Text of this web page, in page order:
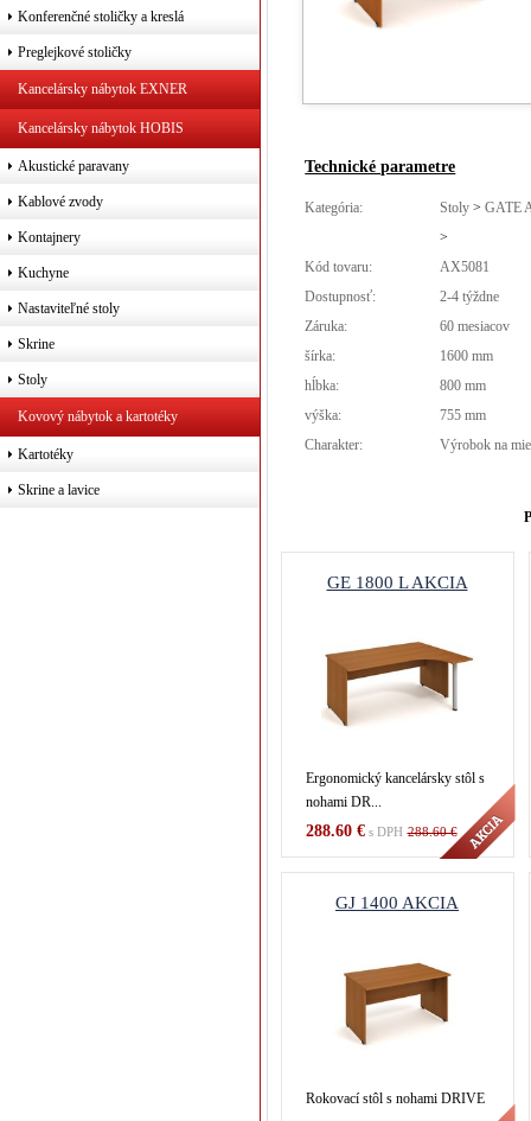
Konferenčné stoličky a kreslá
Preglejkové stoličky
Kancelársky nábytok EXNER
Kancelársky nábytok HOBIS
Akustické paravany
Kablové zvody
Kontajnery
Kuchyne
Nastaviteľné stoly
Skrine
Stoly
Kovový nábytok a kartotéky
Kartotéky
Skrine a lavice
Technické parametre
Kategória: Stoly> GATE
>
Kód tovaru:
AX5081
Dostupnosť:
2-4 týždne
Záruka:
60 mesiacov
šírka:
1600 mm
hĺbka:
800 mm
výška:
755 mm
Charakter:
Výrobok na
GE 1800 L AKCIA
Ergonomický kancelársky stôl s
nohami DR...
288.60 €s DPH 288.60 €
GJ 1400 AKCIA
Rokovací stôl s nohami DRIVE